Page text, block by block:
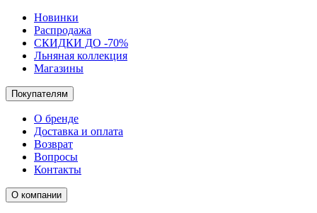
Новинки
Распродажа
СКИДКИ ДО -70%
Льняная коллекция
Магазины
Покупателям
О бренде
Доставка и оплата
Возврат
Вопросы
Контакты
О компании